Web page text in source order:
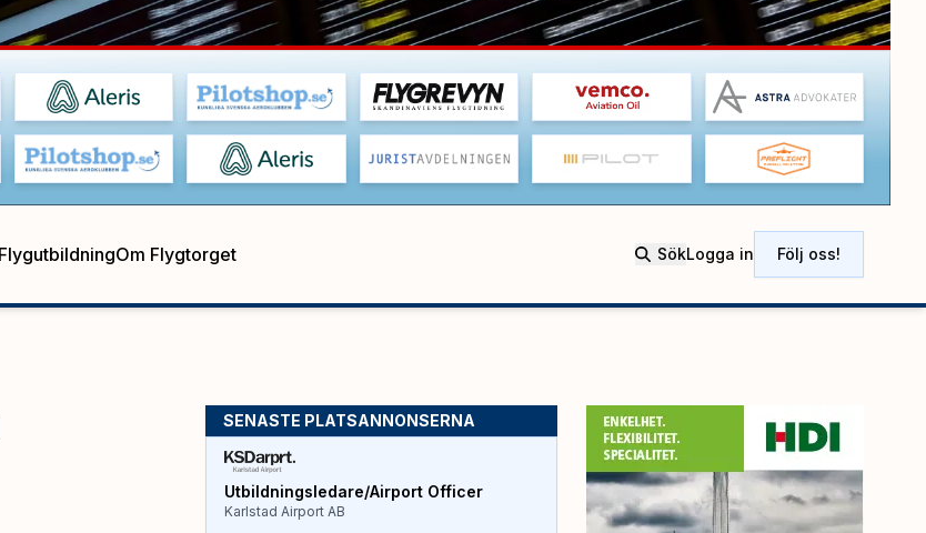
FlygutbildningOm Flygtorget SökLogga in Följ oss!
SENASTE PLATSANNONSERNA
Utbildningsledare/Airport Officer
Karlstad Airport AB